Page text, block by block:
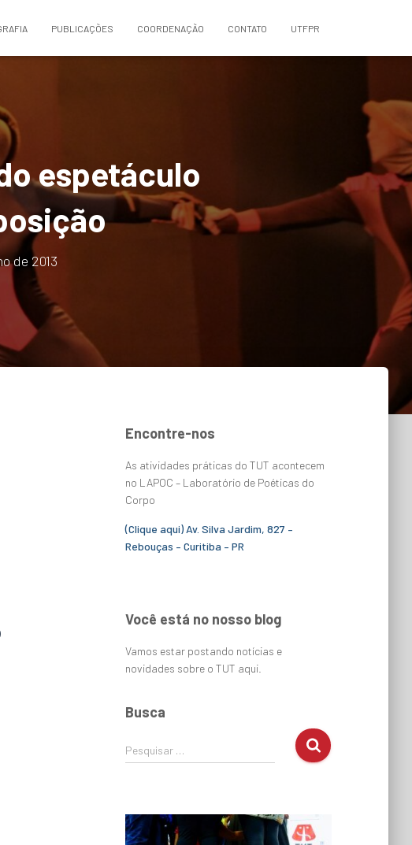
PUBLICAÇÕES COORDENAÇÃO CONTATO UTFPR
espetáculo
de 2013
Encontre-nos
As atividades práticas do TUT acontecem
no LAPOC – Laboratório de Poéticas do
Corpo
(Clique aqui) Av. Silva Jardim, 827 –
Rebouças – Curitiba – PR
Você está no nosso blog
Vamos estar postando notícias e
novidades sobre o TUT aqui.
Busca
Pesquisar …